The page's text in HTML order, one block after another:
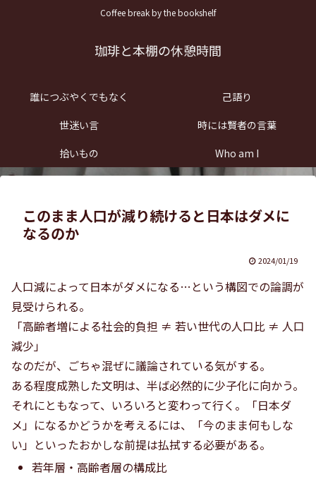
Coffee break by the bookshelf
珈琲と本棚の休憩時間
誰につぶやくでもなく
己語り
世迷い言
時には賢者の言葉
拾いもの
Who am I
このまま人口が減り続けると日本はダメに
なるのか
2024/01/19
人口減によって日本がダメになる…という構図での論調が
見受けられる。
「高齢者増による社会的負担 ≠ 若い世代の人口比 ≠ 人口
減少」
なのだが、ごちゃ混ぜに議論されている気がする。
ある程度成熟した文明は、半ば必然的に少子化に向かう。
それにともなって、いろいろと変わって行く。「日本ダ
メ」になるかどうかを考えるには、「今のまま何もしな
い」といったおかしな前提は払拭する必要がある。
若年層・高齢者層の構成比